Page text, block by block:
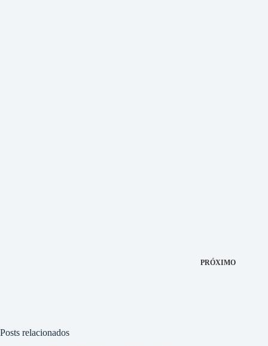
PRÓXIMO
Posts relacionados